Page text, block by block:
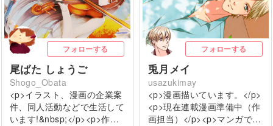
フォローする
尾ばた しょうご
Shogo_Obata
<p>イラスト、漫画の企業案
件、同人活動などで生活して
います!&nbsp;</p><p>作…
フォローする
兎月メイ
usazukimay
<p>漫画描いています。</p>
<p>現在連載漫画準備中（作
画担当）</p><p>マンガで…